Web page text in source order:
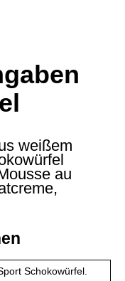
weißem
au
Schokowürfel.